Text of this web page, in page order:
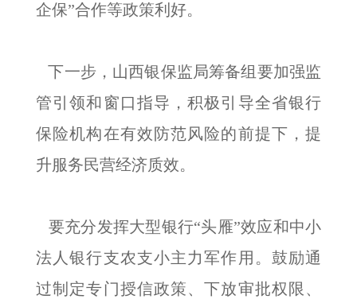
企保”合作等政策利好。
下一步，山西银保监局筹备组要加强监
管引领和窗口指导，积极引导全省银行
保险机构在有效防范风险的前提下，提
升服务民营经济质效。
要充分发挥大型银行“头雁”效应和中小
法人银行支农支小主力军作用。鼓励通
过制定专门授信政策、下放审批权限、